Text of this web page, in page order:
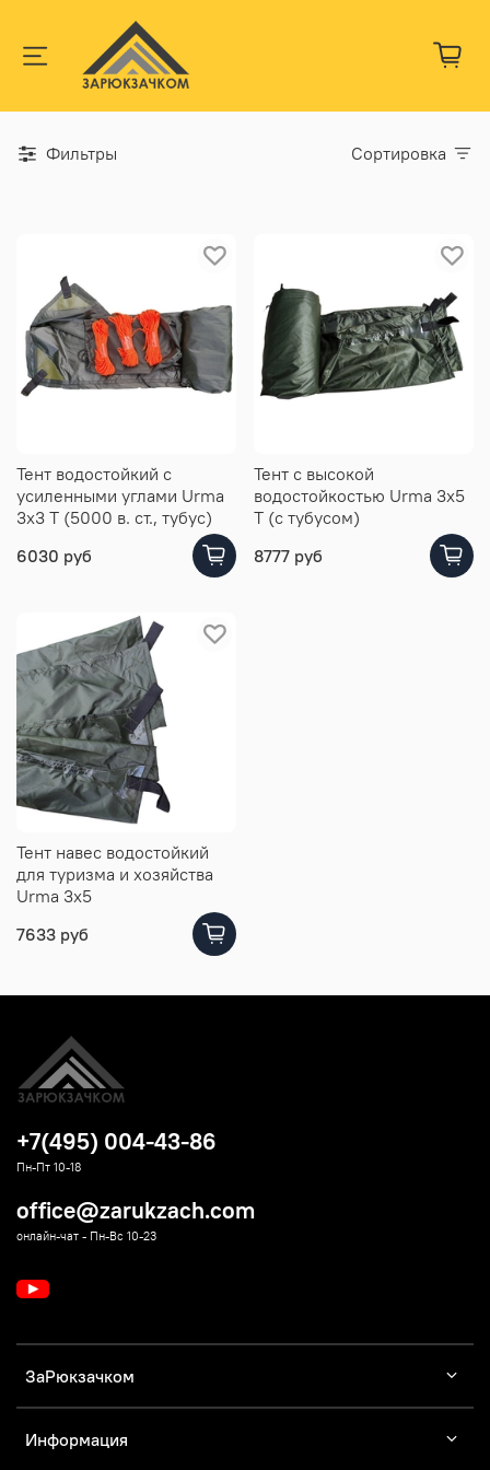
Фильтры Сортировка
Тент водостойкий с
усиленными углами Urma
3x3 Т (5000 в. ст., тубус)
6030 руб
Тент с высокой
водостойкостью Urma 3x5
Т (с тубусом)
8777 руб
Тент навес водостойкий
для туризма и хозяйства
Urma 3x5
7633 руб
ЗаРюкзачком
Информация
+7(495) 004-43-86
Пн-Пт 10-18
office@zarukzach.com
онлайн-чат - Пн-Вс 10-23